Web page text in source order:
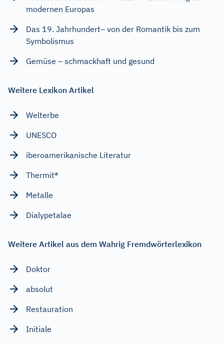
modernen Europas
Das 19. Jahrhundert– von der Romantik bis zum
Symbolismus
Gemüse – schmackhaft und gesund
Weitere Lexikon Artikel
Welterbe
UNESCO
iberoamerikanische Literatur
Thermit®
Metalle
Dialypetalae
Weitere Artikel aus dem Wahrig Fremdwörterlexikon
Doktor
absolut
Restauration
Initiale